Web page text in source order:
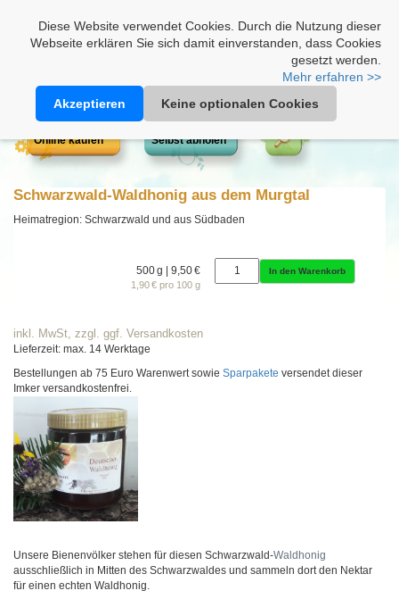
Diese Website verwendet Cookies. Durch die Nutzung dieser
Webseite erklären Sie sich damit einverstanden, dass Cookies
gesetzt werden.
Mehr erfahren >>
Akzeptieren
Keine optionalen Cookies
Online kaufen Selbst abholen
Schwarzwald-Waldhonig aus dem Murgtal
Heimatregion: Schwarzwald und aus Südbaden
500 g | 9,50 €
1,90 € pro 100 g
In den Warenkorb
inkl. MwSt, zzgl. ggf. Versandkosten
Lieferzeit: max. 14 Werktage
Bestellungen ab 75 Euro Warenwert sowie Sparpakete versendet dieser
Imker versandkostenfrei.
Unsere Bienenvölker stehen für diesen Schwarzwald-Waldhonig
ausschließlich in Mitten des Schwarzwaldes und sammeln dort den Nektar
für einen echten Waldhonig.